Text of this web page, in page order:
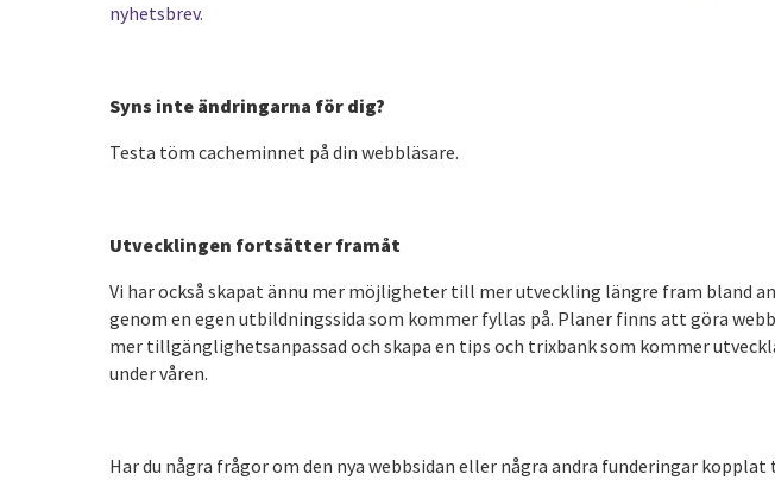
nyhetsbrev.
Syns inte ändringarna för dig?
Testa töm cacheminnet på din webbläsare.
Utvecklingen fortsätter framåt
Vi har också skapat ännu mer möjligheter till mer utveckling längre fram bland
genom en egen utbildningssida som kommer fyllas på. Planer finns att göra
mer tillgänglighetsanpassad och skapa en tips och trixbank som kommer
under våren.
Har du några frågor om den nya webbsidan eller några andra funderingar